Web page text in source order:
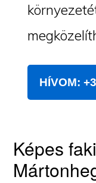
HÍVOM:
Képes